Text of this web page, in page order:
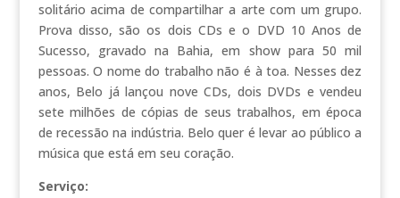
solitário acima de compartilhar a arte com um grupo.
Prova disso, são os dois CDs e o DVD 10 Anos de
Sucesso, gravado na Bahia, em show para 50 mil
pessoas. O nome do trabalho não é à toa. Nesses dez
anos, Belo já lançou nove CDs, dois DVDs e vendeu
sete milhões de cópias de seus trabalhos, em época
de recessão na indústria. Belo quer é levar ao público a
música que está em seu coração.
Serviço: